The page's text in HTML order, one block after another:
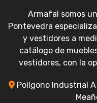
Armafal somos
Pontevedra
y vestidores a
catálogo de
vestidores, con la
Polígono Industrial